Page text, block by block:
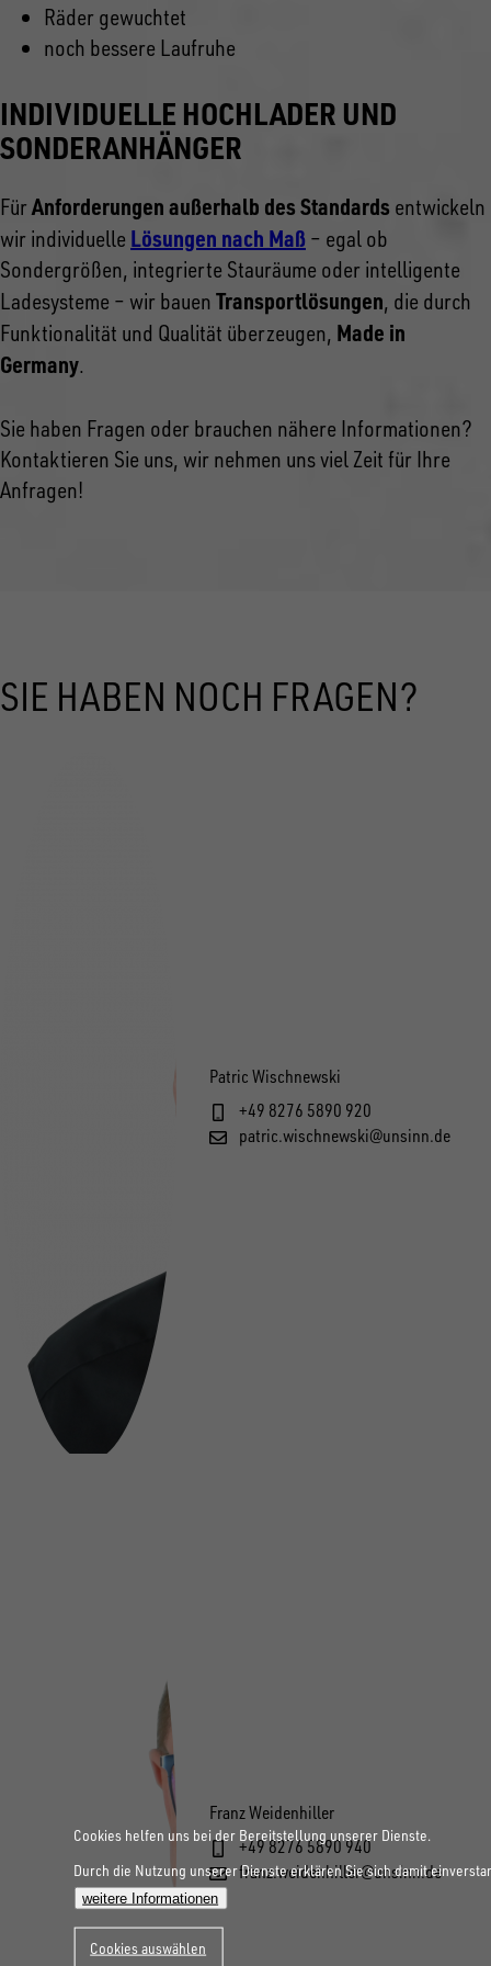
Räder gewuchtet
noch bessere Laufruhe
INDIVIDUELLE HOCHLADER UND
SONDERANHÄNGER
FürAnforderungen außerhalb des Standards entwickeln
wir individuelle Lösungen nach Maß – egal ob
Sondergrößen, integrierte Stauräume oder intelligente
Ladesysteme – wir bauen Transportlösungen, die durch
Funktionalität und Qualität überzeugen, Made in
Germany.
Sie haben Fragen oder brauchen nähere Informationen?
Kontaktieren Sie uns, wir nehmen uns viel Zeit für Ihre
Anfragen!
SIE HABEN NOCH FRAGEN?
Patric Wischnewski
+49 8276 5890 920
patric.wischnewski@unsinn.de
Franz Weidenhiller
+49 8276 5890 940
franz.weidenhiller@unsinn.de
Cookies helfen uns bei der Bereitstellung unserer Dienste.
Durch die Nutzung unserer Dienste erklären Sie sich damit
weitere Informationen
Cookies auswählen